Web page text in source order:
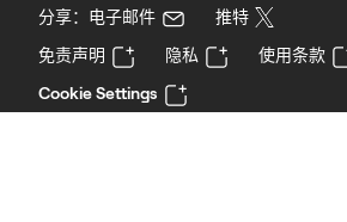
分享：电子邮件
推特
免责声明
隐私
使用条款
Cookie Settings